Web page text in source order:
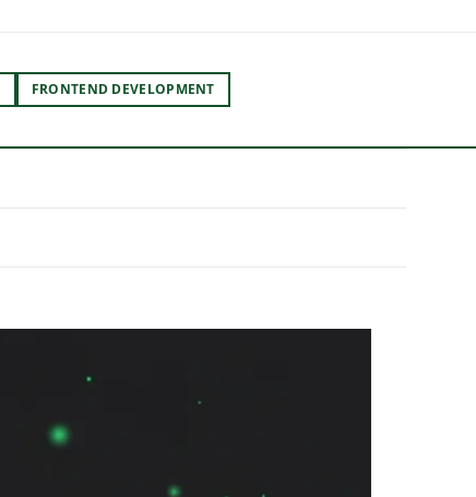
FRONTEND DEVELOPMENT